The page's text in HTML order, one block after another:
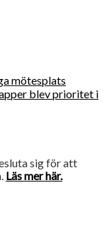
mötesplats
blev prioritet i
sig för att
Läs mer här.